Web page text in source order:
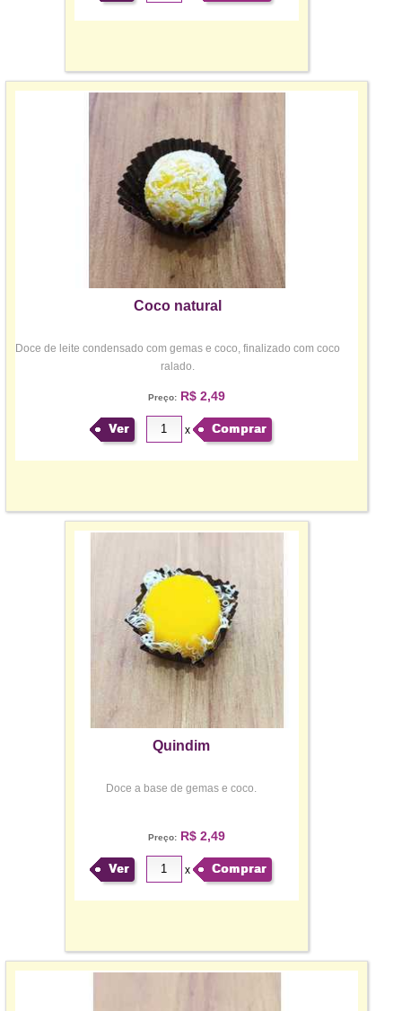
Coco natural
Doce de leite condensado com gemas e coco, finalizado com coco
ralado.
Preço:R$ 2,49
Ver x Comprar
Quindim
Doce a base de gemas e coco.
Preço:R$ 2,49
Ver x Comprar